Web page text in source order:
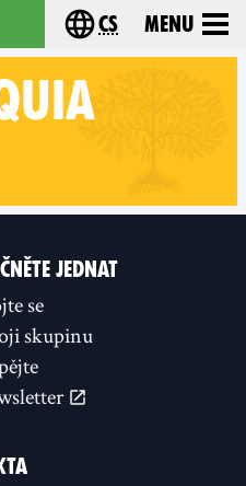
Choose your
cs Menu
JEDNAT
se
skupinu